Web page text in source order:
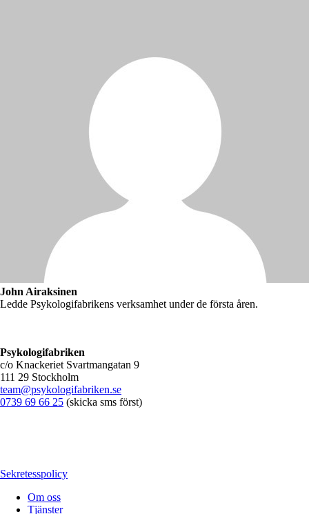
John Airaksinen
Ledde Psykologifabrikens verksamhet under de första åren.
Psykologifabriken
c/o Knackeriet Svartmangatan 9
111 29 Stockholm
team@psykologifabriken.se
0739 69 66 25 (skicka sms först)
Sekretesspolicy
Om oss
Tjänster